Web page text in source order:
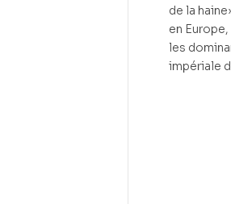
de la
en
les
impériale